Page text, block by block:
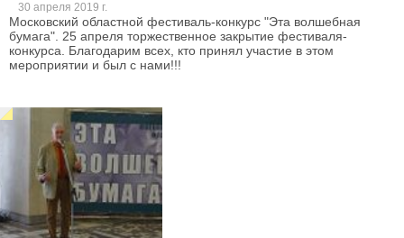
30 апреля 2019 г.
Московский областной фестиваль-конкурс "Эта волшебная
бумага". 25 апреля торжественное закрытие фестиваля-
конкурса. Благодарим всех, кто принял участие в этом
мероприятии и был с нами!!!